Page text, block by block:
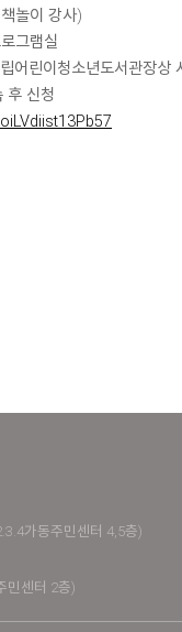
놀이 강사)
그램실
린이청소년도서관장상
후 신청
가동주민센터 4,5층)
민센터 2층)